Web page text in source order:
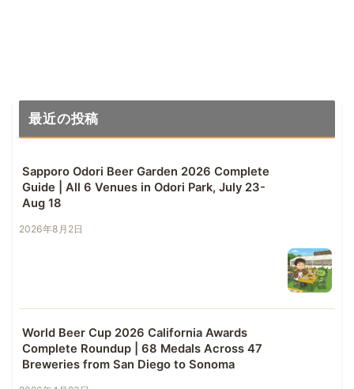
最近の投稿
Sapporo Odori Beer Garden 2026 Complete
Guide | All 6 Venues in Odori Park, July 23-
Aug 18
2026年8月2日
World Beer Cup 2026 California Awards
Complete Roundup | 68 Medals Across 47
Breweries from San Diego to Sonoma